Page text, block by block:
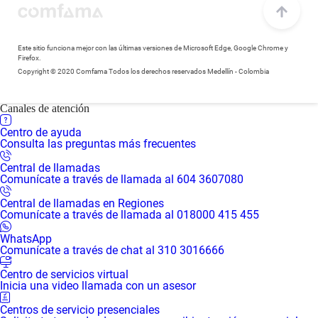
Este sitio funciona mejor con las últimas versiones de Microsoft Edge, Google Chrome y
Firefox.
Copyright © 2020 Comfama Todos los derechos reservados Medellín - Colombia
Canales de atención
Centro de ayuda
Consulta las preguntas más frecuentes
Central de llamadas
Comunícate a través de llamada al 604 3607080
Central de llamadas en Regiones
Comunícate a través de llamada al 018000 415 455
WhatsApp
Comunícate a través de chat al 310 3016666
Centro de servicios virtual
Inicia una video llamada con un asesor
Centros de servicio presenciales